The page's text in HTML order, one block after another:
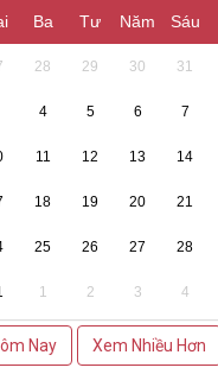
Ba Tư Năm Sáu
28 29 30 31
4 5 6 7
11 12 13 14
18 19 20 21
25 26 27 28
1 2 3 4
Nay Xem Nhiều Hơn